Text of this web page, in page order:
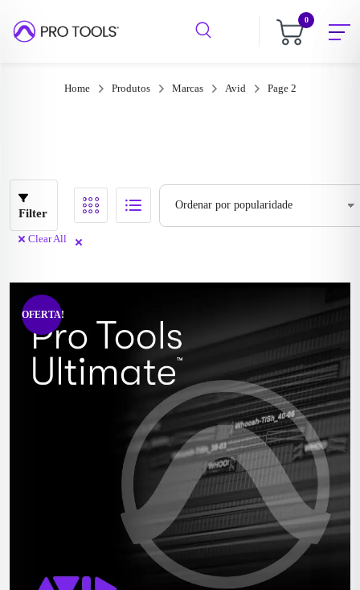
0
Home Produtos Marcas Avid Page 2
Filter
Clear All
OFERTA!